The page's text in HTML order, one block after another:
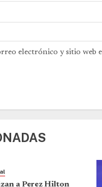
electrónico y sitio web
a Perez Hilton